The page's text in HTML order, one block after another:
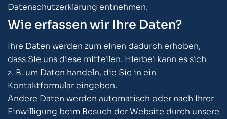
Datenschutzerklärung entnehmen.
Wie erfassen wir Ihre Daten?
Ihre Daten werden zum einen dadurch erhoben,
dass Sie uns diese mitteilen. Hierbei kann es sich
z. B. um Daten handeln, die Sie in ein
Kontaktformular eingeben.
Andere Daten werden automatisch oder nach Ihrer
Einwilligung beim Besuch der Website durch unsere